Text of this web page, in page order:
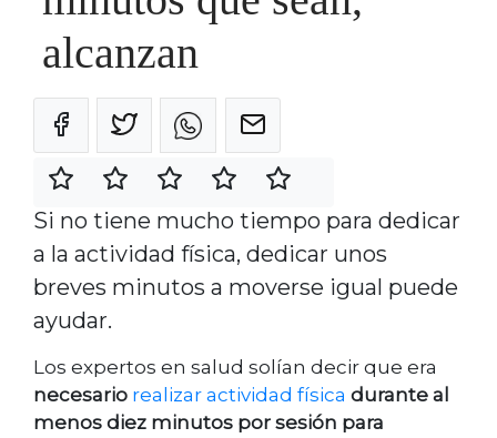
alcanzan
Si no tiene mucho tiempo para dedicar
a la actividad física, dedicar unos
breves minutos a moverse igual puede
ayudar.
Los expertos en salud solían decir que era
necesario realizar actividad física durante al
menos diez minutos por sesión para